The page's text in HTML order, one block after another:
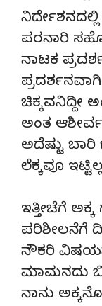
ಪರನಾರಿ
ನಾಟಕ
ಚಿಕ್ಕವನಿದ್ದೀ
ಅಂತ
ಅದೆಷ್ಟು ಬಾರಿ
ಲೆಕ್ಕವೂ
ಇತ್ತೀಚೆಗೆ
ಪರಿಶೀಲನೆಗೆ
ನೌಕರಿ
ಮಾಮನದು
ನಾನು